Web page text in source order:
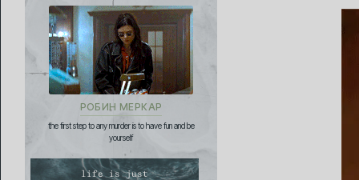
РОБИН МЕРКАР
the first step to any murder is to have fun and be
yourself
life is just